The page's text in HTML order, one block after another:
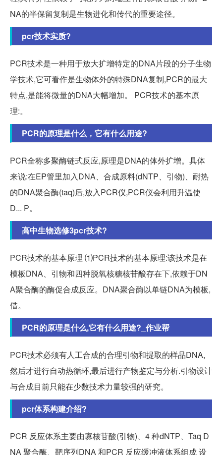
NA的半保留复制是生物进化和传代的重要途径。
pcr技术实质?
PCR技术是一种用于放大扩增特定的DNA片段的分子生物
学技术,它可看作是生物体外的特殊DNA复制,PCR的最大
特点,是能将微量的DNA大幅增加。 PCR技术的基本原
理:。
PCR的原理是什么，它有什么用途?
PCR全称多聚酶链式反应,原理是DNA的体外扩增。具体
来说:在EP管里加入DNA、合成原料(dNTP、引物)、耐热
的DNA聚合酶(taq)后,放入PCR仪,PCR仪会利用升温使
D... P。
高中生物选修3pcr技术?
PCR技术的基本原理 ⑴PCR技术的基本原理:该技术是在
模板DNA、引物和四种脱氧核糖核苷酸存在下,依赖于DN
A聚合酶的酶促合成反应。DNA聚合酶以单链DNA为模板,
借。
PCR的原理是什么,它有什么用途?_作业帮
PCR技术必须有人工合成的合理引物和提取的样品DNA,
然后才进行自动热循环,最后进行产物鉴定与分析.引物设计
与合成目前只能在少数技术力量较强的研究。
pcr体系构建介绍?
PCR 反应体系主要由寡核苷酸(引物)、4 种dNTP、Taq D
NA 聚合酶、靶序列DNA 和PCR 反应缓冲液体系组成 设